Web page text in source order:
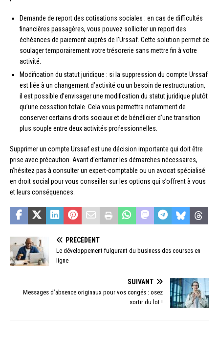
Demande de report des cotisations sociales : en cas de difficultés
financières passagères, vous pouvez solliciter un report des
échéances de paiement auprès de l’Urssaf. Cette solution permet de
soulager temporairement votre trésorerie sans mettre fin à votre
activité.
Modification du statut juridique : si la suppression du compte Urssaf
est liée à un changement d’activité ou un besoin de restructuration,
il est possible d’envisager une modification du statut juridique plutôt
qu’une cessation totale. Cela vous permettra notamment de
conserver certains droits sociaux et de bénéficier d’une transition
plus souple entre deux activités professionnelles.
Supprimer un compte Urssaf est une décision importante qui doit être
prise avec précaution. Avant d’entamer les démarches nécessaires,
n’hésitez pas à consulter un expert-comptable ou un avocat spécialisé
en droit social pour vous conseiller sur les options qui s’offrent à vous
et leurs conséquences.
PRÉCÉDENT
Le développement fulgurant du business des courses en
ligne
SUIVANT
Messages d’absence originaux pour vos congés : osez
sortir du lot !